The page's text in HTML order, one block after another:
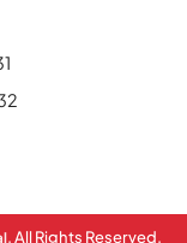
. All Rights Reserved.